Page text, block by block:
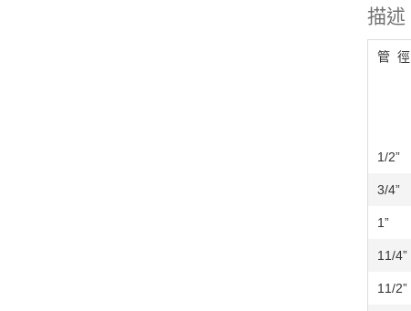
描述
管 徑
1/2”
3/4”
1”
11/4”
11/2”